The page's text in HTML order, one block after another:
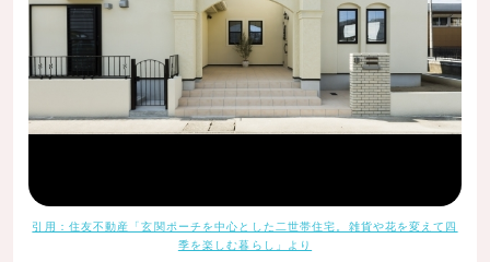
引用：住友不動産「玄関ポーチを中心とした二世帯住宅。雑貨や花を変えて四
季を楽しむ暮らし」より